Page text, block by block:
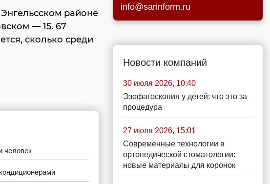
районе
— 15. 67
сколько среди
человек
info@sarinform.ru
Новости компаний
30 июля 2026, 10:40
Эзофагоскопия у детей: что это за
процедура
27 июля 2026, 15:01
Современные технологии в
ортопедической стоматологии:
новые материалы для коронок